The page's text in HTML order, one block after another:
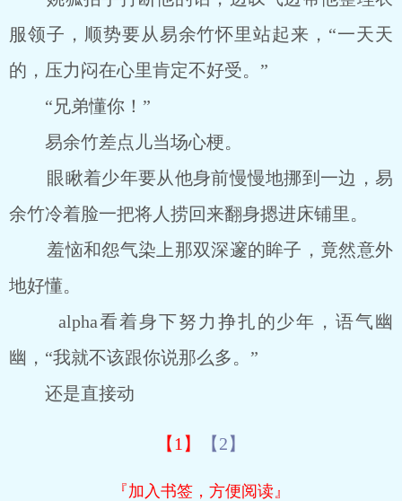
服领子，顺势要从易余竹怀里站起来，“一天天
的，压力闷在心里肯定不好受。”
“兄弟懂你！”
易余竹差点儿当场心梗。
眼瞅着少年要从他身前慢慢地挪到一边，易
余竹冷着脸一把将人捞回来翻身摁进床铺里。
羞恼和怨气染上那双深邃的眸子，竟然意外
地好懂。
alpha看着身下努力挣扎的少年，语气幽
幽，“我就不该跟你说那么多。”
还是直接动
【1】 【2】
『加入书签，方便阅读』